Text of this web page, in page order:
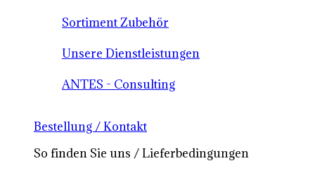
Sortiment Zubehör
Unsere Dienstleistungen
ANTES - Consulting
Bestellung / Kontakt
So finden Sie uns / Lieferbedingungen